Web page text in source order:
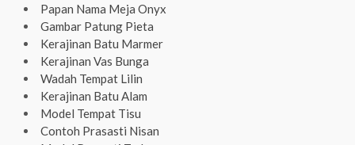
Papan Nama Meja Onyx
Gambar Patung Pieta
Kerajinan Batu Marmer
Kerajinan Vas Bunga
Wadah Tempat Lilin
Kerajinan Batu Alam
Model Tempat Tisu
Contoh Prasasti Nisan